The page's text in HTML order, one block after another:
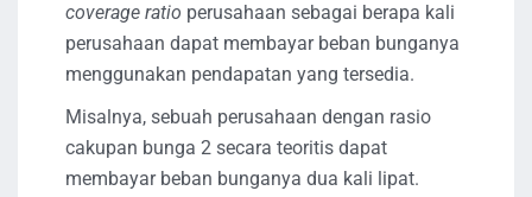
coverage ratio perusahaan sebagai berapa kali
perusahaan dapat membayar beban bunganya
menggunakan pendapatan yang tersedia.
Misalnya, sebuah perusahaan dengan rasio
cakupan bunga 2 secara teoritis dapat
membayar beban bunganya dua kali lipat.